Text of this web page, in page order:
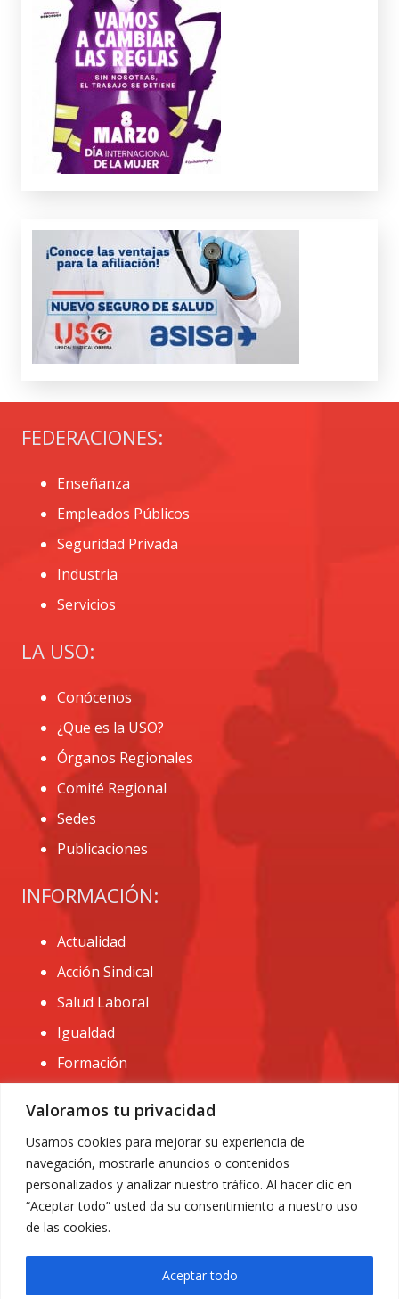
Valoramos tu privacidad
Usamos cookies para mejorar su experiencia de
navegación, mostrarle anuncios o contenidos
personalizados y analizar nuestro tráfico. Al hacer clic en
“Aceptar todo” usted da su consentimiento a nuestro uso
de las cookies.
Aceptar todo
FEDERACIONES:
Enseñanza
Empleados Públicos
Seguridad Privada
Industria
Servicios
LA USO:
Conócenos
¿Que es la USO?
Órganos Regionales
Comité Regional
Sedes
Publicaciones
INFORMACIÓN:
Actualidad
Acción Sindical
Salud Laboral
Igualdad
Formación
CONTACTO:
administracion@usomurcia.org
968 25 01 20
C/ Huerto de las bombas nº6. 30009 Murcia